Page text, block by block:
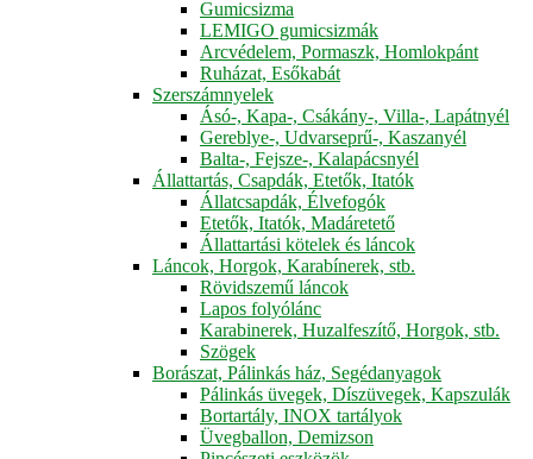
Gumicsizma
LEMIGO gumicsizmák
Arcvédelem, Pormaszk, Homlokpánt
Ruházat, Esőkabát
Szerszámnyelek
Ásó-, Kapa-, Csákány-, Villa-, Lapátnyél
Gereblye-, Udvarseprű-, Kaszanyél
Balta-, Fejsze-, Kalapácsnyél
Állattartás, Csapdák, Etetők, Itatók
Állatcsapdák, Élvefogók
Etetők, Itatók, Madáretető
Állattartási kötelek és láncok
Láncok, Horgok, Karabínerek, stb.
Rövidszemű láncok
Lapos folyólánc
Karabinerek, Huzalfeszítő, Horgok, stb.
Szögek
Borászat, Pálinkás ház, Segédanyagok
Pálinkás üvegek, Díszüvegek, Kapszulák
Bortartály, INOX tartályok
Üvegballon, Demizson